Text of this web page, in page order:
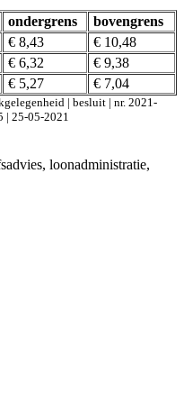
ondergrens
bovengrens
€ 8,43
€ 10,48
€ 6,32
€ 9,38
€ 5,27 € 7,04
| besluit | nr. 2021-
| 25-05-2021
loonadministratie,